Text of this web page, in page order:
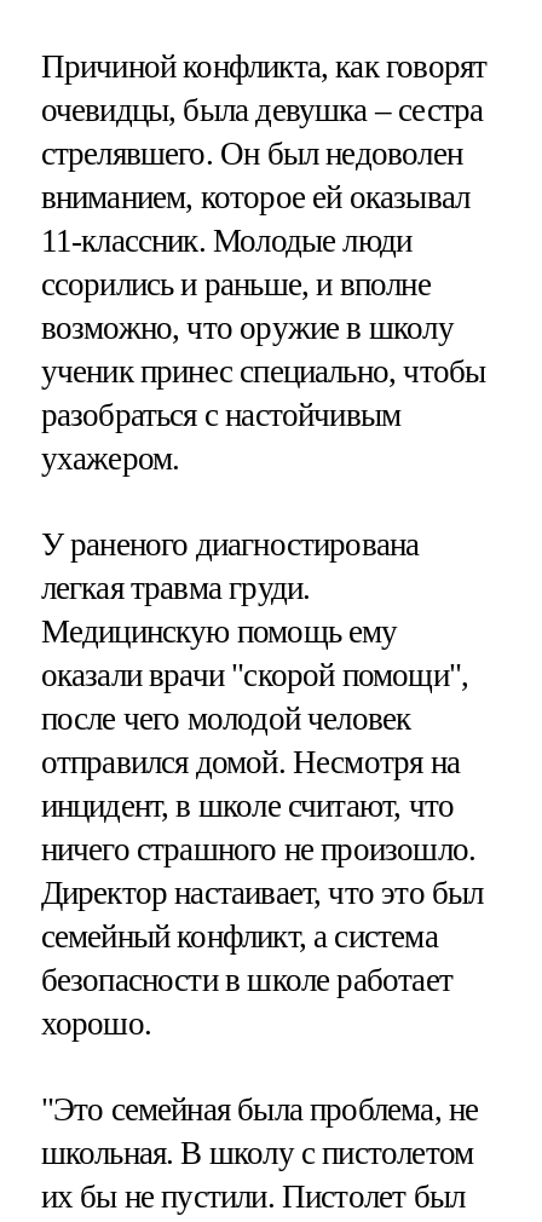
Причиной конфликта, как говорят
очевидцы, была девушка – сестра
стрелявшего. Он был недоволен
вниманием, которое ей оказывал
11-классник. Молодые люди
ссорились и раньше, и вполне
возможно, что оружие в школу
ученик принес специально, чтобы
разобраться с настойчивым
ухажером.
У раненого диагностирована
легкая травма груди.
Медицинскую помощь ему
оказали врачи "скорой помощи",
после чего молодой человек
отправился домой. Несмотря на
инцидент, в школе считают, что
ничего страшного не произошло.
Директор настаивает, что это был
семейный конфликт, а система
безопасности в школе работает
хорошо.
"Это семейная была проблема, не
школьная. В школу с пистолетом
их бы не пустили. Пистолет был